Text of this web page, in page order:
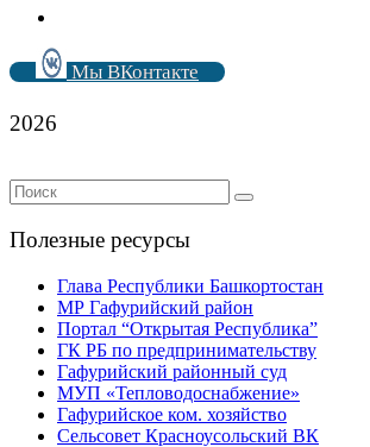
Мы ВКонтакте
2026
Полезные ресурсы
Глава Республики Башкортостан
МР Гафурийский район
Портал “Открытая Республика”
ГК РБ по предпринимательству
Гафурийский районный суд
МУП «Тепловодоснабжение»
Гафурийское ком. хозяйство
Сельсовет Красноусольский ВК